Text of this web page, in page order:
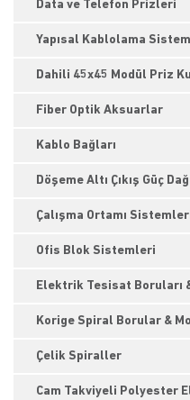
Data ve Telefon Prizleri
Yapısal Kablolama
Dahili 45x45 Modül Priz
Fiber Optik Aksuarlar
Kablo Bağları
Döşeme Altı Çıkış Güç
Çalışma Ortamı
Ofis Blok Sistemleri
Elektrik Tesisat Boruları
Korige Spiral Borular &
Çelik Spiraller
Cam Takviyeli Polyester